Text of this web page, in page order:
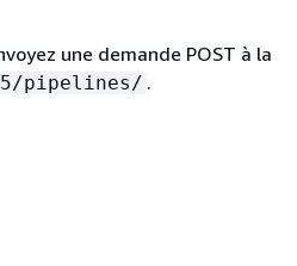
une demande POST à la
pipelines/ .